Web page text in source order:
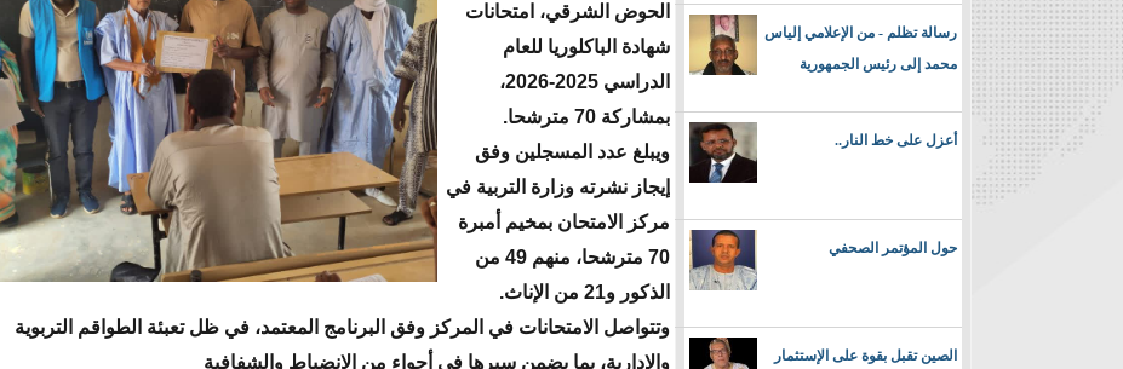
رسالة تظلم - من الإعلامي إلياس
محمد إلى رئيس الجمهورية
أعزل على خط النار..
حول المؤتمر الصحفي
الصين تقبل بقوة على الإستثمار
الحوض الشرقي، امتحانات
شهادة الباكلوريا للعام
الدراسي 2025-2026،
بمشاركة 70 مترشحا.
ويبلغ عدد المسجلين وفق
إيجاز نشرته وزارة التربية في
مركز الامتحان بمخيم أمبرة
70 مترشحا، منهم 49 من
الذكور و21 من الإناث.
وتتواصل الامتحانات في المركز وفق البرنامج المعتمد، في ظل تعبئة الطواقم التربوية
والإدارية، بما يضمن سيرها في أجواء من الانضباط والشفافية